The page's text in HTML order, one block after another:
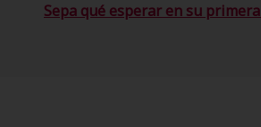
Sepa qué esperar en su